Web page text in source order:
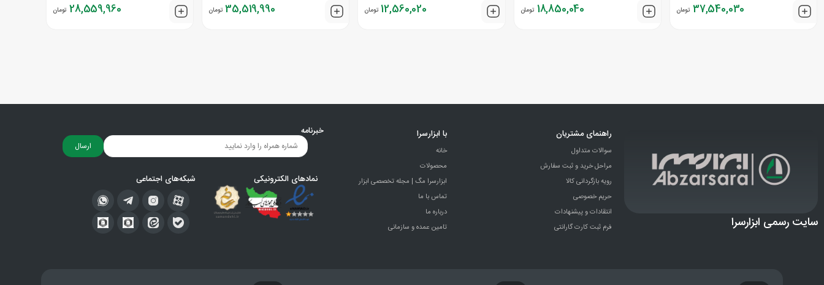
37,540,030 تومان 18,850,040 تومان 12,560,020 تومان 35,519,990 تومان 28,559,960 تومان
سایت رسمی ابزارسرا
راهنمای مشتریان
سوالات متداول
مراحل خرید و ثبت سفارش
رویه بازگردانی کالا
حریم خصوصی
انتقادات و پيشنهادات
فرم ثبت کارت گارانتی
با ابزارسرا
خانه
محصولات
ابزارسرا مگ | مجله تخصصی ابزار
تماس با ما
درباره ما
تامین عمده و سازمانی
خبرنامه
ارسال
نمادهای الکترونیکی شبکه‌های اجتماعی